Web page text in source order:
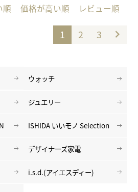
ウォッチ
ジュエリー
ISHIDA いいモノ Selection
デザイナーズ家電
i.s.d.(アイエスディー)
順 価格が高い順 レビュー順
1 2 3